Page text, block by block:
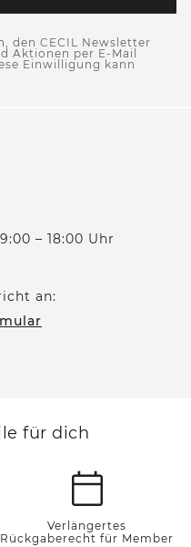
den CECIL Newsletter
Aktionen per E-Mail
Einwilligung kann
– 18:00 Uhr
an:
für dich
Verlängertes
Rückgaberecht für Member